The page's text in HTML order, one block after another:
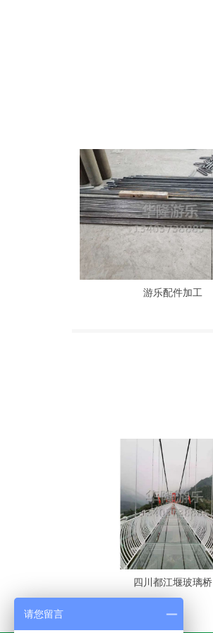
游乐配件加工
四川都江堰玻璃桥
请您留言